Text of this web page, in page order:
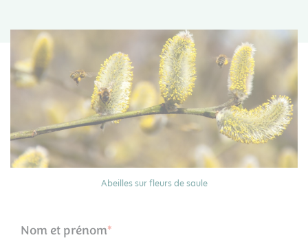
Abeilles sur fleurs de saule
Nom et prénom